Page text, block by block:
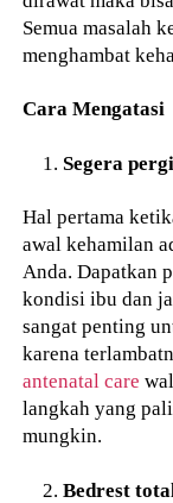
Semua masalah
menghambat
Cara Mengatasi
Segera
Hal pertama
awal kehamilan
Anda. Dapatkan
kondisi ibu dan
sangat penting
karena
antenatal care
langkah yang
mungkin.
Bedrest